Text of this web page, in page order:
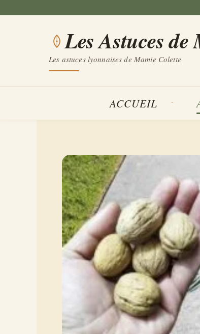
Les Astuces de
Les astuces lyonnaises de Mamie Colette
ACCUEIL